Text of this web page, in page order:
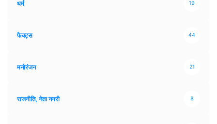
धर्म 19
फैक्ट्स 44
मनोरंजन 21
राजनीति, नेता नगरी 8